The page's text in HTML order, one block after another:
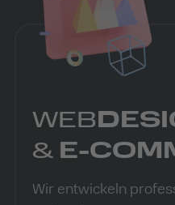
WEB
&E-
Wir entwickeln